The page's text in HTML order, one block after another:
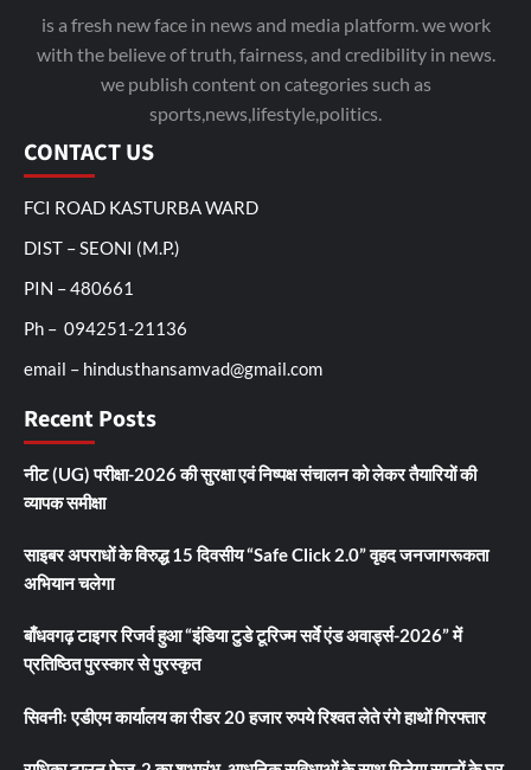
is a fresh new face in news and media platform. we work
with the believe of truth, fairness, and credibility in news.
we publish content on categories such as
sports,news,lifestyle,politics.
CONTACT US
FCI ROAD KASTURBA WARD
DIST – SEONI (M.P.)
PIN – 480661
Ph – 094251-21136
email – hindusthansamvad@gmail.com
Recent Posts
नीट (UG) परीक्षा-2026 की सुरक्षा एवं निष्पक्ष संचालन को लेकर तैयारियों की
व्यापक समीक्षा
साइबर अपराधों के विरुद्ध 15 दिवसीय “Safe Click 2.0” वृहद जनजागरूकता
अभियान चलेगा
बाँधवगढ़ टाइगर रिजर्व हुआ “इंडिया टुडे टूरिज्म सर्वे एंड अवार्ड्स-2026” में
प्रतिष्ठित पुरस्कार से पुरस्कृत
सिवनीः एडीएम कार्यालय का रीडर 20 हजार रुपये रिश्वत लेते रंगे हाथों गिरफ्तार